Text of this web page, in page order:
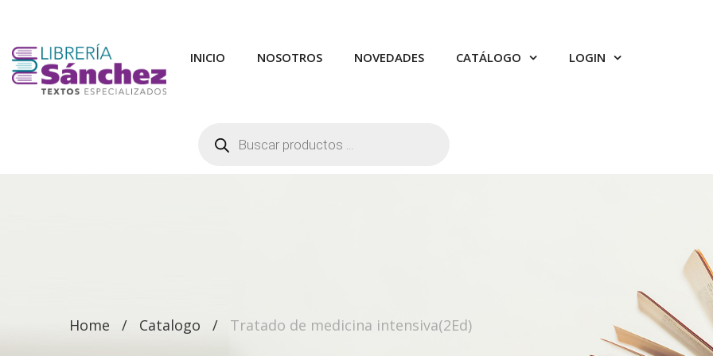
INICIO NOSOTROS NOVEDADES CATÁLOGO LOGIN
productos
Home Catalogo Tratado de medicina intensiva(2Ed)